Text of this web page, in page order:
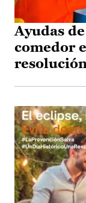
Ayudas
comedor